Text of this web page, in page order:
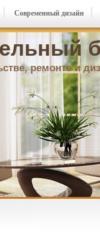
ремонте и
Современный дизайн